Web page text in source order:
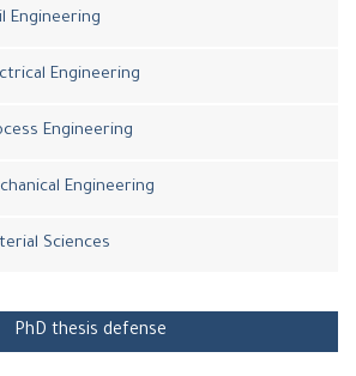
Engineering
Engineering
Engineering
Engineering
Sciences
PhD thesis defense